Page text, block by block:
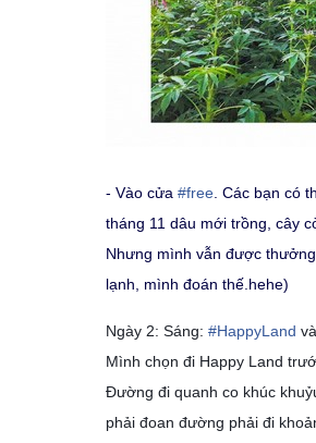
- Vào cửa #free . Các bạn có
tháng 11 dâu mới trồng, cây
Nhưng mình vẫn được
lạnh, mình đoán thế.hehe)
Ngày 2: Sáng: #HappyLand và
Mình chọn đi Happy Land
Đường đi quanh co khúc
phải đoan đường phải đi